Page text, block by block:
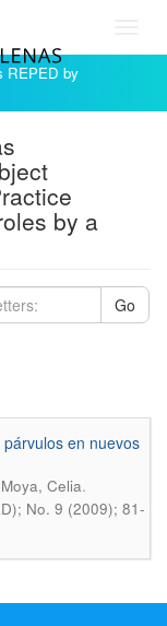
REPED by
by a
Go
en nuevos
Celia.
No. 9 (2009); 81-